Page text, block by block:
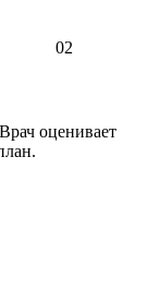
02
оценивает